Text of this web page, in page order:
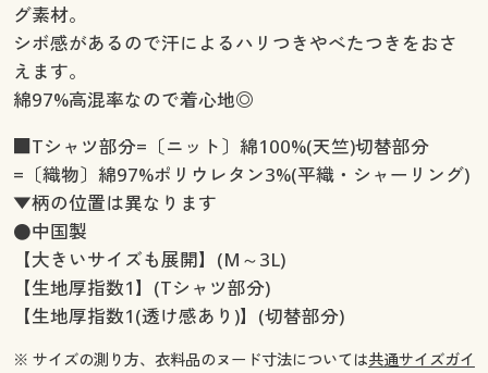
グ素材。
シボ感があるので汗によるハリつきやべたつきをおさ
えます。
綿97%高混率なので着心地◎
■Tシャツ部分=〔ニット〕綿100%(天竺)切替部分
=〔織物〕綿97%ポリウレタン3%(平織・シャーリング)
▼柄の位置は異なります
●中国製
【大きいサイズも展開】(M～3L)
【生地厚指数1】(Tシャツ部分)
【生地厚指数1(透け感あり)】(切替部分)
※ サイズの測り方、衣料品のヌード寸法については共通サイズガイ